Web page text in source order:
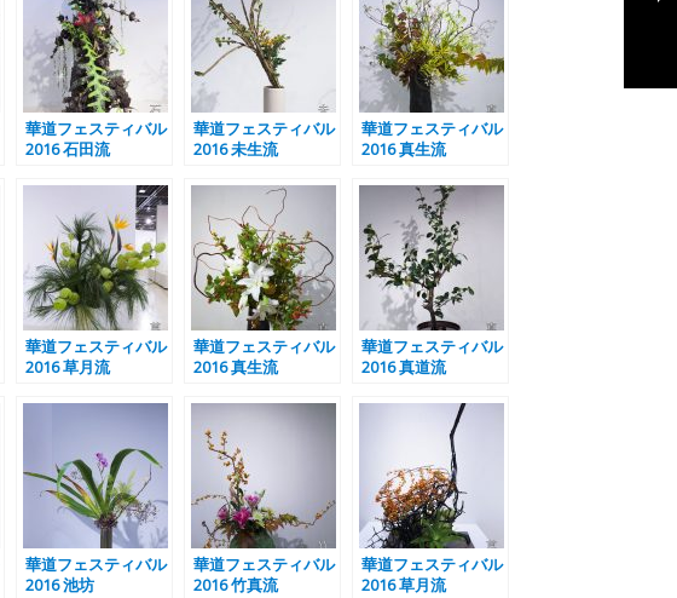
華道フェスティバル
2016 石田流
華道フェスティバル
2016 未生流
華道フェスティバル
2016 真生流
華道フェスティバル
2016 草月流
華道フェスティバル
2016 真生流
華道フェスティバル
2016 真道流
華道フェスティバル
2016 池坊
華道フェスティバル
2016 竹真流
華道フェスティバル
2016 草月流